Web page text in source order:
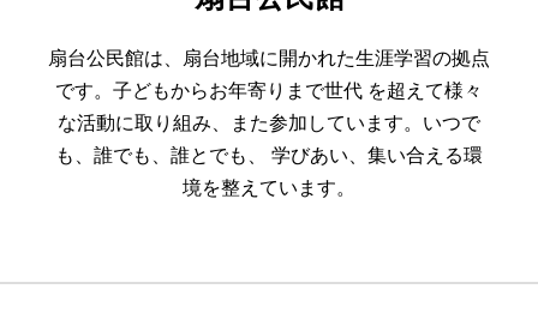
扇台公民館は、扇台地域に開かれた生涯学習の拠点
です。子どもからお年寄りまで世代 を超えて様々
な活動に取り組み、また参加しています。いつで
も、誰でも、誰とでも、 学びあい、集い合える環
境を整えています。